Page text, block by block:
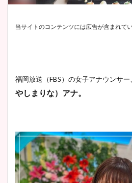
当サイトのコンテンツには広告が含まれて
福岡放送（FBS）の女子アナウンサー
やしまりな）アナ。